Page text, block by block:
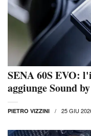
SENA 60S EVO:
aggiunge Sound
PIETRO VIZZINI 25 GIU